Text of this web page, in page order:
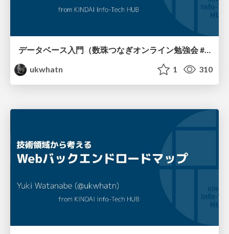
データベース入門（数珠つなぎオンライン勉強会 #03)
ukwhatn
1 310